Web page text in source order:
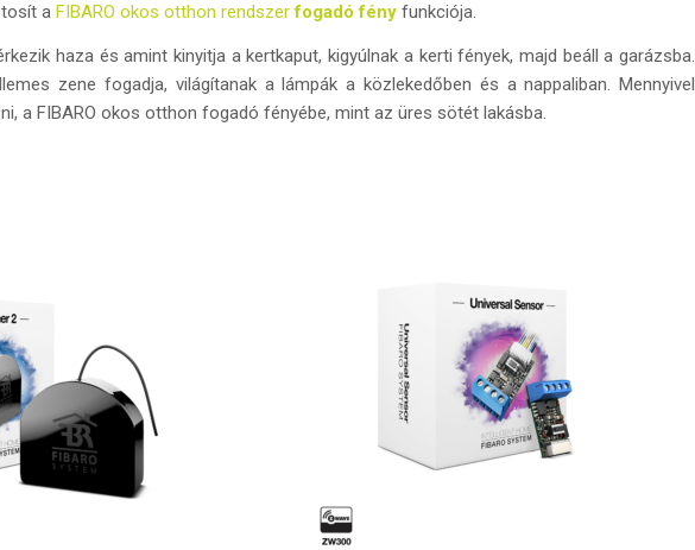
aFIBARO okos otthon rendszerfogadó fény funkciója.
haza és amint kinyitja a kertkaput, kigyúlnak a kerti fények, majd beáll a garázsba.
zene fogadja, világítanak a lámpák a közlekedőben és a nappaliban. Mennyivel
a FIBARO okos otthon fogadó fényébe, mint az üres sötét lakásba.